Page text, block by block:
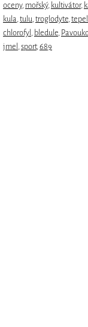
oceny, mořský, kultivátor,
kula,tulu,troglodyte,
chlorofyl , bledule,
jmel ,sport,689